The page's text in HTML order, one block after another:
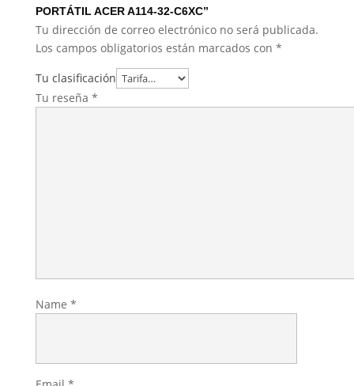
PORTÁTIL ACER A114-32-C6XC”
Tu dirección de correo electrónico no será publicada.
Los campos obligatorios están marcados con *
Tu clasificación
Tu reseña *
Name *